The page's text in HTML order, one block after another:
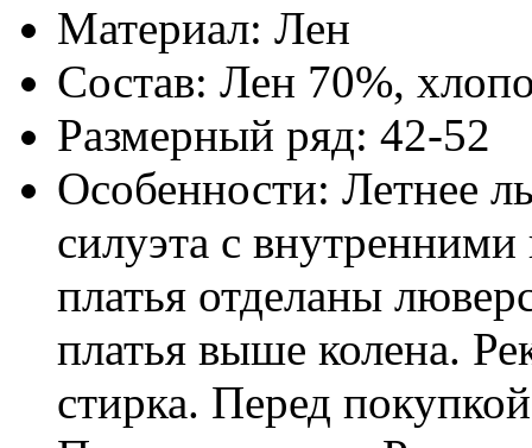
Материал: Лен
Состав: Лен 70%,
Размерный ряд: 42-52
Особенности: Летнее
силуэта с
платья отделаны
платья выше колена.
стирка. Перед